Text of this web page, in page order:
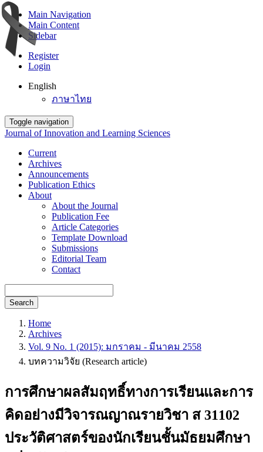
Main Navigation
Main Content
Sidebar
Register
Login
English
ภาษาไทย
Toggle navigation
Journal of Innovation and Learning Sciences
Current
Archives
Announcements
Publication Ethics
About
About the Journal
Publication Fee
Article Categories
Template Download
Submissions
Editorial Team
Contact
Search
Home
Archives
Vol. 9 No. 1 (2015): มกราคม - มีนาคม 2558
บทความวิจัย (Research article)
การศึกษาผลสัมฤทธิ์ทางการเรียนและการ
คิดอย่างมีวิจารณญาณรายวิชา ส 31102
ประวัติศาสตร์ของนักเรียนชั้นมัธยมศึกษา